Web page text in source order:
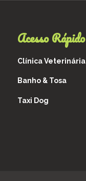
Acesso Rápido
Clínica Veterinária
Banho & Tosa
Taxi Dog